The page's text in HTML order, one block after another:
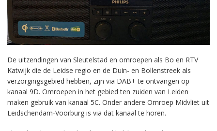
De uitzendingen van Sleutelstad en omroepen als Bo en RTV
Katwijk die de Leidse regio en de Duin- en Bollenstreek als
verzorgingsgebied hebben, zijn via DAB+ te ontvangen op
kanaal 9D. Omroepen in het gebied ten zuiden van Leiden
maken gebruik van kanaal 5C. Onder andere Omroep Midvliet uit
Leidschendam-Voorburg is via dat kanaal te horen.